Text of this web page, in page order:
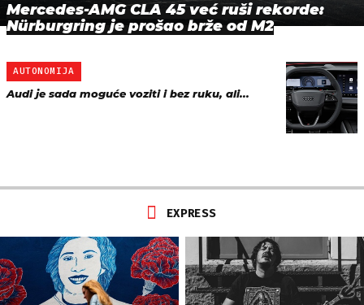
Mercedes-AMG CLA 45 već ruši rekorde:
Nürburgring je prošao brže od M2
AUTONOMIJA
Audi je sada moguće voziti i bez ruku, ali...